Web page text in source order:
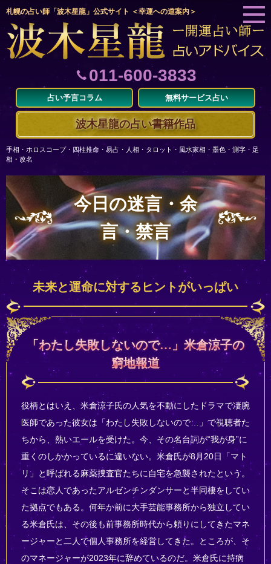
札幌の占い師「波木星龍」公式サイト ＜幸運への道案内＞
011-600-3833
占い予言コラム 無料サービス占い
波木星龍の占い書籍作品
手相・ホロスコープ・四柱推命・易占・人相・タロット・風水家相・墨色・測字・足
相・改名
今日の迷言・余
言・禁言
未来と運命に対するヒントがいっぱい
「わたし失敗しないので…」米倉涼子の
窮地報道
役柄とはいえ、米倉涼子氏の人気を不動にしたドラマで凄腕
医師であった彼女は「わたし失敗しないので…」で視聴者た
ちから、熱いエールを受けた。今、その名台詞が“我が身”に
重くのしかかっているに違いない。米倉氏が8月20日「マト
リ」と呼ばれる麻薬捜査官たちに自宅を急襲されたという。
そこは恋人であったアルゼンチンダンサーと半同棲をしてい
た拠点でもある。何年か前に大手芸能事務所から独立してい
る米倉氏は、その後も前事務所時代から頼りにしてきたマネ
ージャーと二人で個人事務所を経営してきた。ところが、そ
のマネージャーが2023年に辞めているのだ。米倉氏に持病